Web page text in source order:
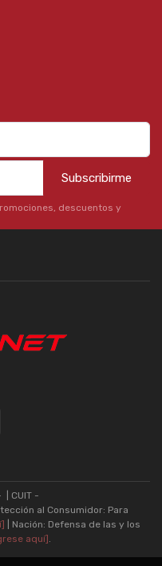
Subscribirme
descuentos y
| CUIT -
al Consumidor: Para
| Nación: Defensa de las y los
aquí] .